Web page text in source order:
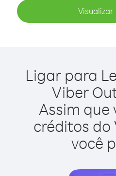
Ligar para
Viber
Assim que
créditos do
você